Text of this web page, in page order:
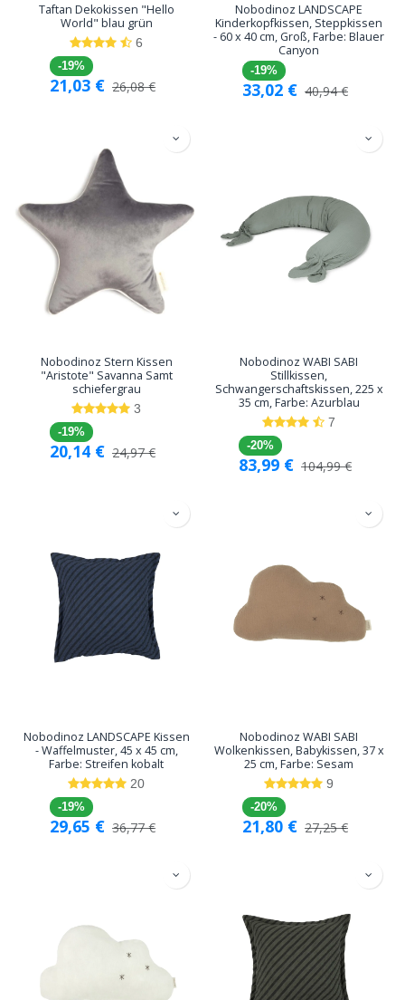
Taftan Dekokissen "Hello
World" blau grün
6
-19%
21,03 € 26,08€
Nobodinoz LANDSCAPE
Kinderkopfkissen, Steppkissen
- 60 x 40 cm, Groß, Farbe: Blauer
Canyon
-19%
33,02 € 40,94€
Nobodinoz Stern Kissen
"Aristote" Savanna Samt
schiefergrau
3
-19%
20,14 € 24,97€
Nobodinoz WABI SABI
Stillkissen,
Schwangerschaftskissen, 225 x
35 cm, Farbe: Azurblau
7
-20%
83,99 € 104,99€
Nobodinoz LANDSCAPE Kissen
- Waffelmuster, 45 x 45 cm,
Farbe: Streifen kobalt
20
-19%
29,65 € 36,77€
Nobodinoz WABI SABI
Wolkenkissen, Babykissen, 37 x
25 cm, Farbe: Sesam
9
-20%
21,80 € 27,25€